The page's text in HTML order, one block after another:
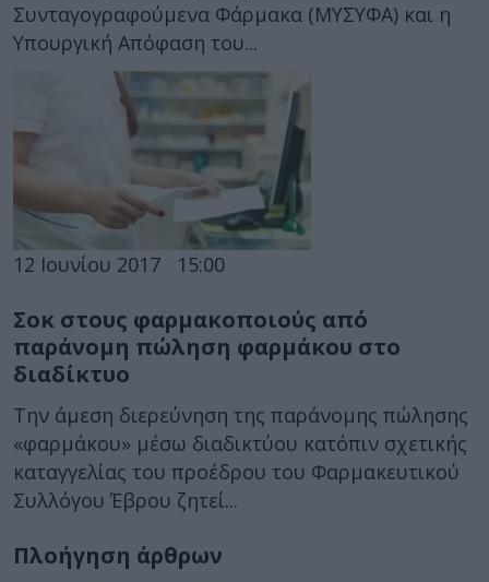
Συνταγογραφούμενα Φάρμακα (ΜΥΣΥΦΑ) και η
Υπουργική Απόφαση του...
12 Ιουνίου 2017 15:00
Σοκ στους φαρμακοποιούς από
παράνομη πώληση φαρμάκου στο
διαδίκτυο
Tην άμεση διερεύνηση της παράνομης πώλησης
«φαρμάκου» μέσω διαδικτύου κατόπιν σχετικής
καταγγελίας του προέδρου του Φαρμακευτικού
Συλλόγου Έβρου ζητεί...
Πλοήγηση άρθρων